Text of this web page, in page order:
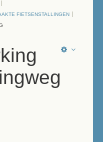
FIETSENSTALLINGEN